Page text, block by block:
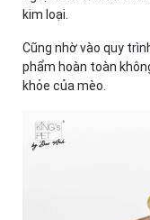
kim loại.
Cũng nhờ vào quy
phẩm hoàn toàn
khỏe của mèo.